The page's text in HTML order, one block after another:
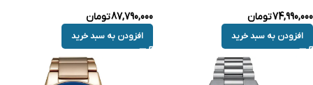
74,990,000تومان
افزودن به سبد خرید
87,790,000تومان
افزودن به سبد خرید